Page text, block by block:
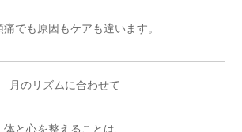
痛でも原因もケアも違います。
月のリズムに合わせて
体と心を整えることは、